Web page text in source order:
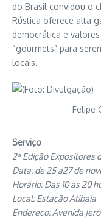
do Brasil convidou o
Rústica oferece alta
democrática e
“gourmets” para
locais.
Felipe
Serviço
2ª Edição Expositores
Data: de 25 a27 de
Horário: Das 10 às 20
Local: Estação Atibaia
Endereço: Avenida